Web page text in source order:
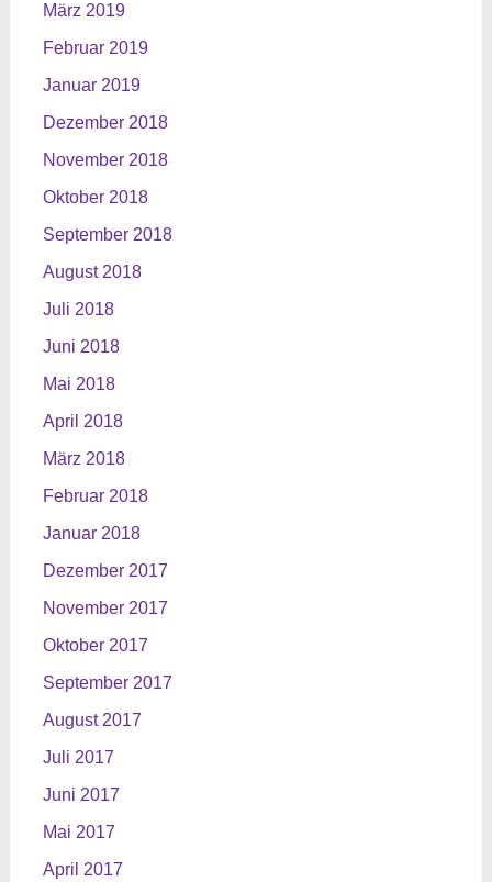
März 2019
Februar 2019
Januar 2019
Dezember 2018
November 2018
Oktober 2018
September 2018
August 2018
Juli 2018
Juni 2018
Mai 2018
April 2018
März 2018
Februar 2018
Januar 2018
Dezember 2017
November 2017
Oktober 2017
September 2017
August 2017
Juli 2017
Juni 2017
Mai 2017
April 2017